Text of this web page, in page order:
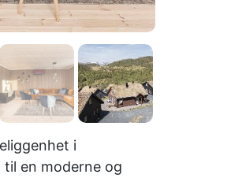
i
til en moderne og